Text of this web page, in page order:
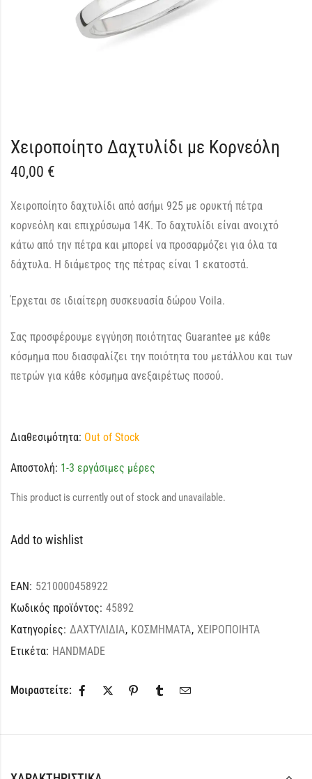
Χειροποίητο Δαχτυλίδι με Κορνεόλη
40,00 €
Χειροποίητο δαχτυλίδι από ασήμι 925 με ορυκτή πέτρα
κορνεόλη και επιχρύσωμα 14Κ. Το δαχτυλίδι είναι ανοιχτό
κάτω από την πέτρα και μπορεί να προσαρμόζει για όλα τα
δάχτυλα. Η διάμετρος της πέτρας είναι 1 εκατοστά.
Έρχεται σε ιδιαίτερη συσκευασία δώρου Voila.
Σας προσφέρουμε εγγύηση ποιότητας Guarantee με κάθε
κόσμημα που διασφαλίζει την ποιότητα του μετάλλου και των
πετρών για κάθε κόσμημα ανεξαιρέτως ποσού.
Διαθεσιμότητα: Out of Stock
Αποστολή: 1-3 εργάσιμες μέρες
This product is currently out of stock and unavailable.
Add to wishlist
EAN: 5210000458922
Κωδικός προϊόντος: 45892
Κατηγορίες: ΔΑΧΤΥΛΙΔΙΑ, ΚΟΣΜΗΜΑΤΑ, ΧΕΙΡΟΠΟΙΗΤΑ
Ετικέτα: HANDMADE
Μοιραστείτε: